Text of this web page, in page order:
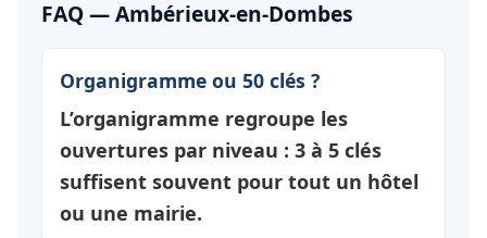
FAQ — Ambérieux-en-Dombes
Organigramme ou 50 clés ?
L’organigramme regroupe les
ouvertures par niveau : 3 à 5 clés
suffisent souvent pour tout un hôtel
ou une mairie.